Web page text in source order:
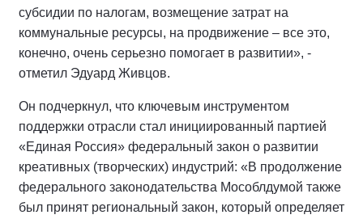
субсидии по налогам, возмещение затрат на
коммунальные ресурсы, на продвижение – все это,
конечно, очень серьезно помогает в развитии», -
отметил Эдуард Живцов.
Он подчеркнул, что ключевым инструментом
поддержки отрасли стал инициированный партией
«Единая Россия» федеральный закон о развитии
креативных (творческих) индустрий: «В продолжение
федерального законодательства Мособлдумой также
был принят региональный закон, который определяет